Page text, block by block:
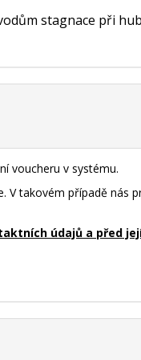
stagnace při
voucheru v systému.
V takovém případě nás
údajů a před